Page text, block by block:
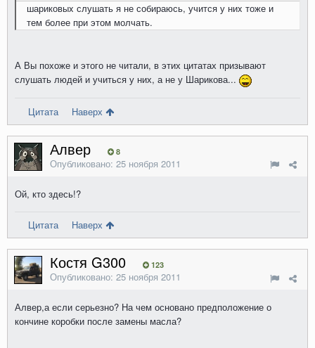
шариковыx слушать я не собираюсь, учится у ниx тоже и
тем более при этом молчать.
А Вы похоже и этого не читали, в этих цитатах призывают
слушать людей и учиться у них, а не у Шарикова...
Цитата Наверх
Алвер 8
Опубликовано: 25 ноября 2011
Ой, кто здесь!?
Цитата Наверх
Костя G300 123
Опубликовано: 25 ноября 2011
Алвер,а если серьезно? На чем основано предположение о
кончине коробки после замены масла?